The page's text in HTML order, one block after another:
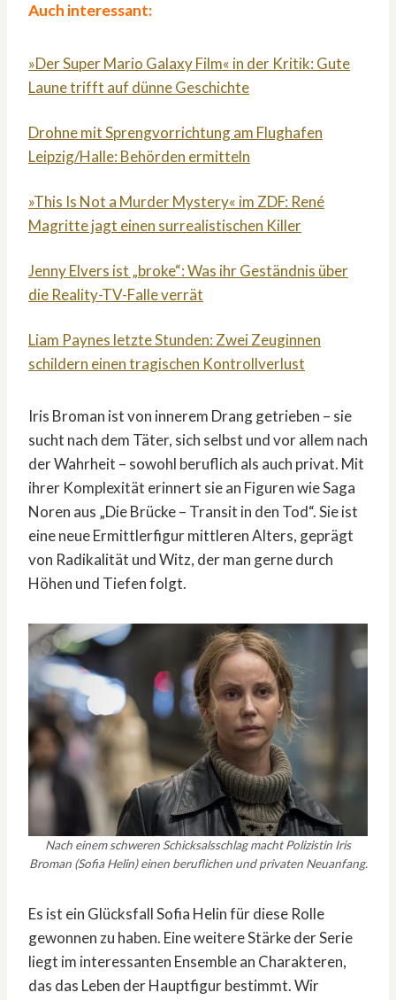
Auch interessant:
»Der Super Mario Galaxy Film« in der Kritik: Gute
Laune trifft auf dünne Geschichte
Drohne mit Sprengvorrichtung am Flughafen
Leipzig/Halle: Behörden ermitteln
»This Is Not a Murder Mystery« im ZDF: René
Magritte jagt einen surrealistischen Killer
Jenny Elvers ist „broke“: Was ihr Geständnis über
die Reality-TV-Falle verrät
Liam Paynes letzte Stunden: Zwei Zeuginnen
schildern einen tragischen Kontrollverlust
Iris Broman ist von innerem Drang getrieben – sie
sucht nach dem Täter, sich selbst und vor allem nach
der Wahrheit – sowohl beruflich als auch privat. Mit
ihrer Komplexität erinnert sie an Figuren wie Saga
Noren aus „Die Brücke – Transit in den Tod“. Sie ist
eine neue Ermittlerfigur mittleren Alters, geprägt
von Radikalität und Witz, der man gerne durch
Höhen und Tiefen folgt.
Nach einem schweren Schicksalsschlag macht Polizistin Iris
Broman (Sofia Helin) einen beruflichen und privaten Neuanfang.
Es ist ein Glücksfall Sofia Helin für diese Rolle
gewonnen zu haben. Eine weitere Stärke der Serie
liegt im interessanten Ensemble an Charakteren,
das das Leben der Hauptfigur bestimmt. Wir